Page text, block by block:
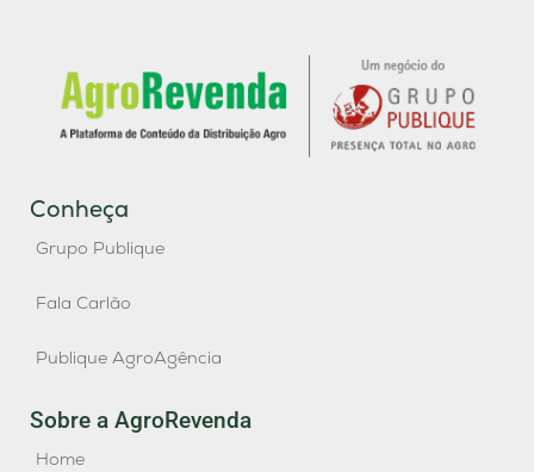
Conheça
Grupo Publique
Fala Carlão
Publique AgroAgência
Sobre a AgroRevenda
Home